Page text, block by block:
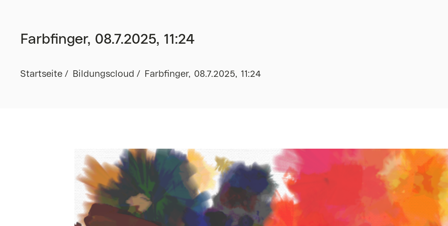
Farbfinger, 08.7.2025, 11:24
Startseite Bildungscloud Farbfinger, 08.7.2025, 11:24